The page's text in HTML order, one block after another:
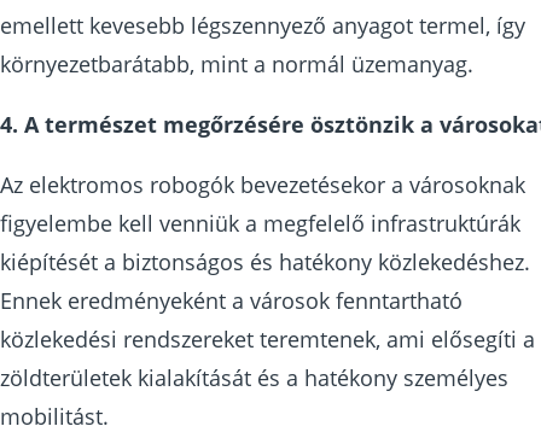
emellett kevesebb légszennyező anyagot termel, így
környezetbarátabb, mint a normál üzemanyag.
4. A természet megőrzésére ösztönzik a
Az elektromos robogók bevezetésekor a városoknak
figyelembe kell venniük a megfelelő infrastruktúrák
kiépítését a biztonságos és hatékony közlekedéshez.
Ennek eredményeként a városok fenntartható
közlekedési rendszereket teremtenek, ami elősegíti a
zöldterületek kialakítását és a hatékony személyes
mobilitást.